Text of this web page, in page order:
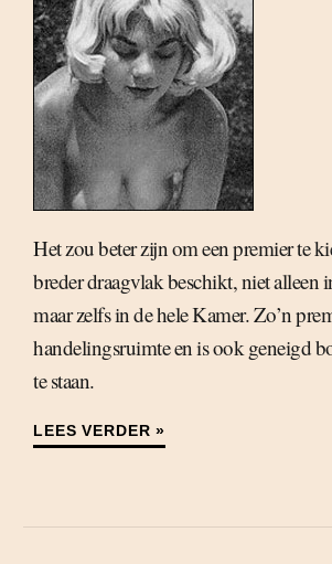
Het zou beter zijn om een premier te
breder draagvlak beschikt, niet alleen
maar zelfs in de hele Kamer. Zo’n
handelingsruimte en is ook geneigd
te staan.
LEES VERDER »